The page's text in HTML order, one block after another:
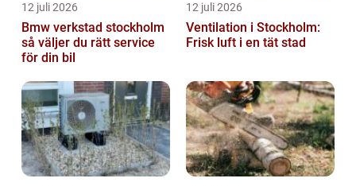
12 juli 2026
Bmw verkstad stockholm
så väljer du rätt service
för din bil
12 juli 2026
Ventilation i Stockholm:
Frisk luft i en tät stad